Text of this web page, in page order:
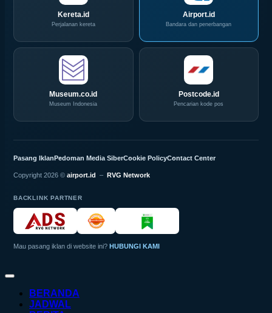
Kereta.id
Perjalanan kereta
Airport.id
Bandara dan penerbangan
Museum.co.id
Museum Indonesia
Postcode.id
Pencarian kode pos
Pasang IklanPedoman Media SiberCookie PolicyContact Center
Copyright 2026 © airport.id – RVG Network
BACKLINK PARTNER
Mau pasang iklan di website ini? HUBUNGI KAMI
BERANDA
JADWAL